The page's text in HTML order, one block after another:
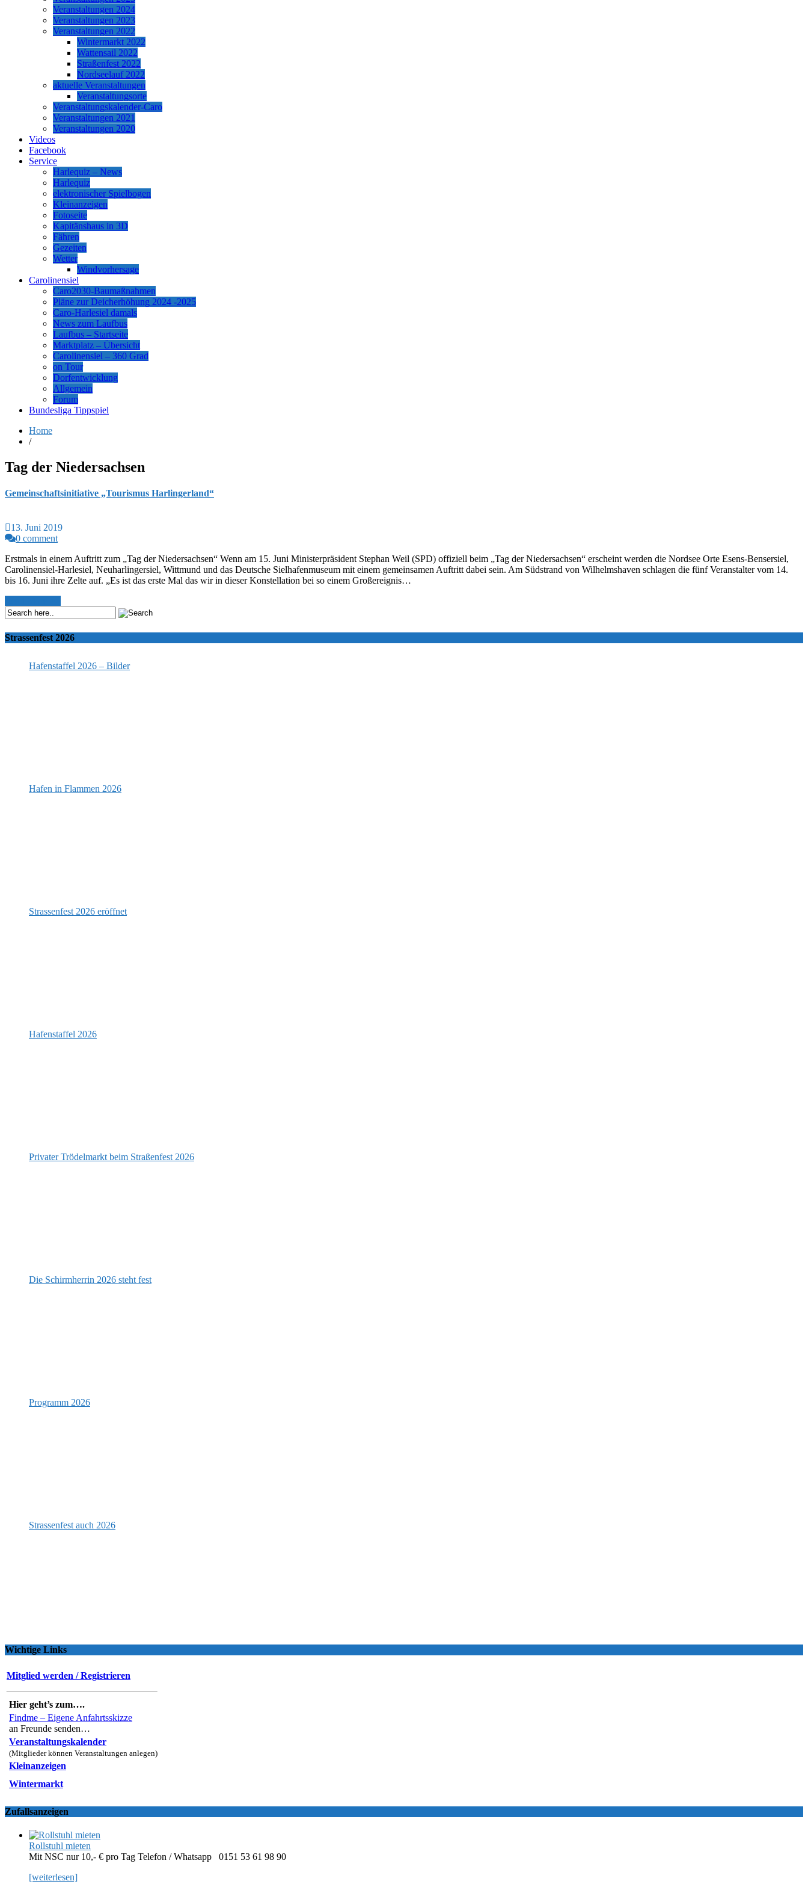
Veranstaltungen 2024
Veranstaltungen 2023
Veranstaltungen 2022
Wintermarkt 2022
Wattensail 2022
Straßenfest 2022
Nordseelauf 2022
aktuelle Veranstaltungen
Veranstaltungsorte
Veranstaltungskalender-Caro
Veranstaltungen 2021
Veranstaltungen 2020
Videos
Facebook
Service
Harlequiz – News
Harlequiz
elektronischer Spielbogen
Kleinanzeigen
Fotoseite
Kapitänshaus in 3D
Fähren
Gezeiten
Wetter
Windvorhersage
Carolinensiel
Caro2030-Baumaßnahmen
Pläne zur Deicherhöhung 2024 -2025
Caro-Harlesiel damals
News zum Laufbus
Laufbus – Startseite
Marktplatz – Übersicht
Carolinensiel – 360 Grad
on Tour
Dorfentwicklung
Allgemein
Forum
Bundesliga Tippspiel
Home
/
Tag der Niedersachsen
Gemeinschaftsinitiative „Tourismus Harlingerland“
13. Juni 2019
0 comment
Erstmals in einem Auftritt zum „Tag der Niedersachsen“ Wenn am 15. Juni Ministerpräsident Stephan Weil (SPD) offiziell beim „Tag der Niedersachsen“ erscheint werden die Nordsee Orte Esens-Bensersiel,
Carolinensiel-Harlesiel, Neuharlingersiel, Wittmund und das Deutsche Sielhafenmuseum mit einem gemeinsamen Auftritt dabei sein. Am Südstrand von Wilhelmshaven schlagen die fünf Veranstalter vom 14.
bis 16. Juni ihre Zelte auf. „Es ist das erste Mal das wir in dieser Konstellation bei so einem Großereignis…
Strassenfest 2026
Hafenstaffel 2026 – Bilder
Hafen in Flammen 2026
Strassenfest 2026 eröffnet
Hafenstaffel 2026
Privater Trödelmarkt beim Straßenfest 2026
Die Schirmherrin 2026 steht fest
Programm 2026
Strassenfest auch 2026
Wichtige Links
Mitglied werden / Registrieren
Hier geht’s zum….
Findme – Eigene Anfahrtsskizze
an Freunde senden…
Veranstaltungskalender
(Mitglieder können Veranstaltungen anlegen)
Kleinanzeigen
Wintermarkt
Zufallsanzeigen
Rollstuhl mieten
Mit NSC nur 10,- € pro Tag Telefon / Whatsapp 0151 53 61 98 90
[weiterlesen]